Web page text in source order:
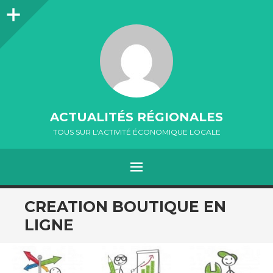
Colonne
ACTUALITÉS RÉGIONALES
TOUS SUR L'ACTIVITÉ ÉCONOMIQUE LOCALE
MENU
ALLER
AU
CONTENU
CREATION BOUTIQUE EN
LIGNE